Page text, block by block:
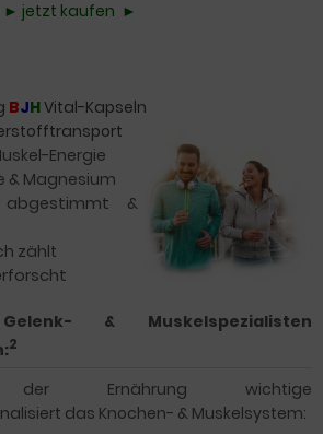
► jetzt kaufen ►
BJHVital-Kapseln
Energie
& Magnesium
abgestimmt &
zählt
& Muskelspezialisten
2
Ernährung
wichtige
das Knochen- & Muskelsystem: